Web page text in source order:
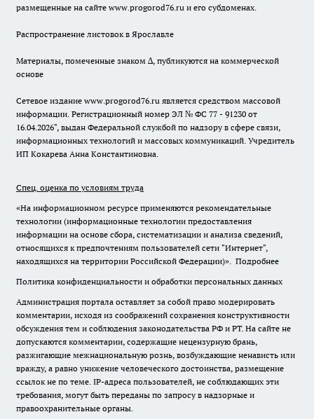
размещенные на сайте www.progorod76.ru и его субдоменах.
Распространение листовок в Ярославле
Материалы, помеченные знаком ∆, публикуются на коммерческой
основе
Сетевое издание www.progorod76.ru является средством массовой
информации. Регистрационный номер ЭЛ № ФС 77 - 91230 от
16.04.2026", выдан Федеральной службой по надзору в сфере связи,
информационных технологий и массовых коммуникаций. Учредитель
ИП Кокарева Анна Константиновна.
Спец. оценка по условиям труда
«На информационном ресурсе применяются рекомендательные
технологии (информационные технологии предоставления
информации на основе сбора, систематизации и анализа сведений,
относящихся к предпочтениям пользователей сети "Интернет",
находящихся на территории Российской Федерации)». Подробнее
Политика конфиденциальности и обработки персональных данных
Администрация портала оставляет за собой право модерировать
комментарии, исходя из соображений сохранения конструктивности
обсуждения тем и соблюдения законодательства РФ и РТ. На сайте не
допускаются комментарии, содержащие нецензурную брань,
разжигающие межнациональную рознь, возбуждающие ненависть или
вражду, а равно унижение человеческого достоинства, размещение
ссылок не по теме. IP-адреса пользователей, не соблюдающих эти
требования, могут быть переданы по запросу в надзорные и
правоохранительные органы.